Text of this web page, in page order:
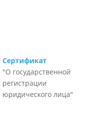
Сертификат
"О государственной
регистрации
юридического лица"